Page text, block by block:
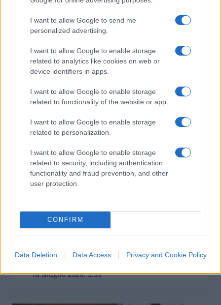
I want to allow Google to send me
personalized advertising.
I want to allow Google to enable storage
related to analytics like cookies on web or
device identifiers in apps.
I want to allow Google to enable storage
related to functionality of the website or app.
I want to allow Google to enable storage
related to personalization.
I want to allow Google to enable storage
related to security, including authentication
functionality and fraud prevention, and other
user protection.
CONFIRM
Data Deletion Data Access Privacy and Cookie Policy
Usa-Iran, tregua o trappola? Stasera
Red Pill episodio 83
diAtlantico Quotidiano
18 Giugno 2026, 12:38
La Russia alza il tiro, approfittando
di leader europei deboli
18 Giugno 2026, 5:59